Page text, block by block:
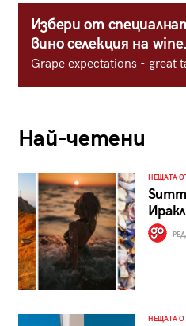
Избери от
вино селекция на
Grape expectations - great
Най-четени
НЕЩАТА
НЕЩАТА